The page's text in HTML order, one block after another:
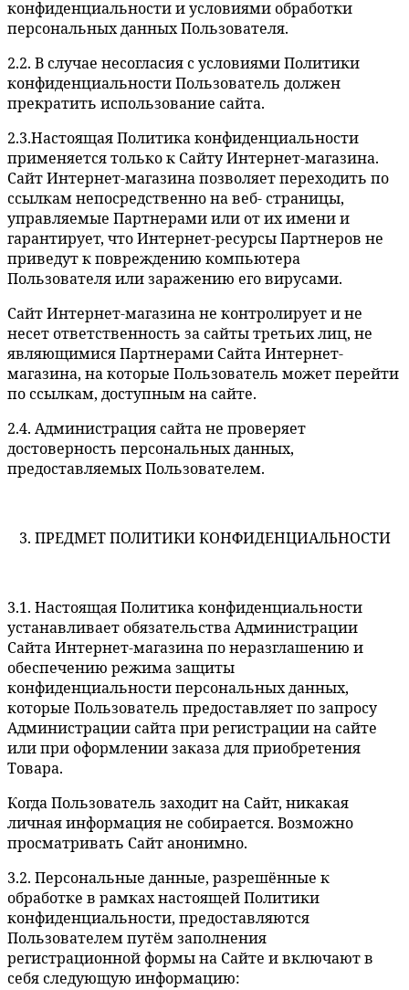
конфиденциальности и условиями обработки
персональных данных Пользователя.
2.2. В случае несогласия с условиями Политики
конфиденциальности Пользователь должен
прекратить использование сайта.
2.3.Настоящая Политика конфиденциальности
применяется только к Сайту Интернет-магазина.
Сайт Интернет-магазина позволяет переходить по
ссылкам непосредственно на веб- страницы,
управляемые Партнерами или от их имени и
гарантирует, что Интернет-ресурсы Партнеров не
приведут к повреждению компьютера
Пользователя или заражению его вирусами.
Сайт Интернет-магазина не контролирует и не
несет ответственность за сайты третьих лиц, не
являющимися Партнерами Сайта Интернет-
магазина, на которые Пользователь может перейти
по ссылкам, доступным на сайте.
2.4. Администрация сайта не проверяет
достоверность персональных данных,
предоставляемых Пользователем.
3. ПРЕДМЕТ ПОЛИТИКИ КОНФИДЕНЦИАЛЬНОСТИ
3.1. Настоящая Политика конфиденциальности
устанавливает обязательства Администрации
Сайта Интернет-магазина по неразглашению и
обеспечению режима защиты
конфиденциальности персональных данных,
которые Пользователь предоставляет по запросу
Администрации сайта при регистрации на сайте
или при оформлении заказа для приобретения
Товара.
Когда Пользователь заходит на Сайт, никакая
личная информация не собирается. Возможно
просматривать Сайт анонимно.
3.2. Персональные данные, разрешённые к
обработке в рамках настоящей Политики
конфиденциальности, предоставляются
Пользователем путём заполнения
регистрационной формы на Сайте и включают в
себя следующую информацию: